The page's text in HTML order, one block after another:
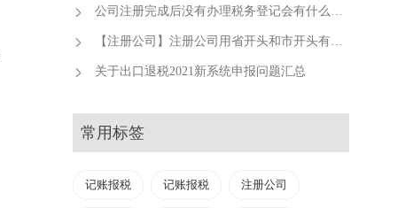
公司注册完成后没有办理税务登记会有什么后果？
【注册公司】注册公司用省开头和市开头有什么不同？
关于出口退税2021新系统申报问题汇总
常用标签
记账报税 记账报税 注册公司